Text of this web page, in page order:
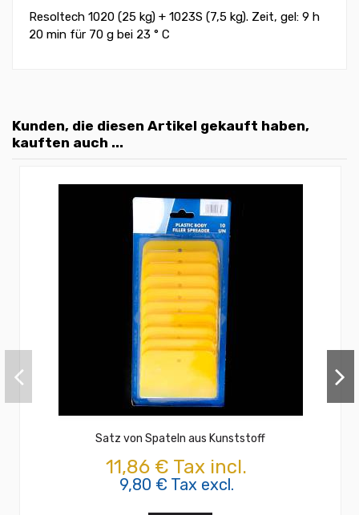
Resoltech 1020 (25 kg) + 1023S (7,5 kg). Zeit, gel: 9 h
20 min für 70 g bei 23 ° C
Kunden, die diesen Artikel gekauft haben,
kauften auch ...
Satz von Spateln aus Kunststoff
11,86 € Tax incl.
9,80 € Tax excl.